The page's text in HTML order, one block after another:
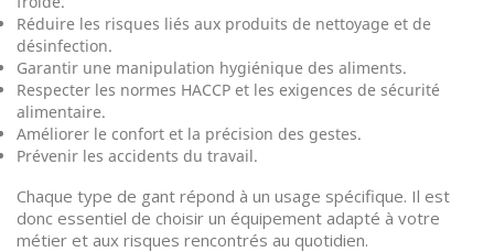
Réduire les risques liés aux produits de nettoyage et de
désinfection.
Garantir une manipulation hygiénique des aliments.
Respecter les normes HACCP et les exigences de sécurité
alimentaire.
Améliorer le confort et la précision des gestes.
Prévenir les accidents du travail.
Chaque type de gant répond à un usage spécifique. Il est
donc essentiel de choisir un équipement adapté à votre
métier et aux risques rencontrés au quotidien.